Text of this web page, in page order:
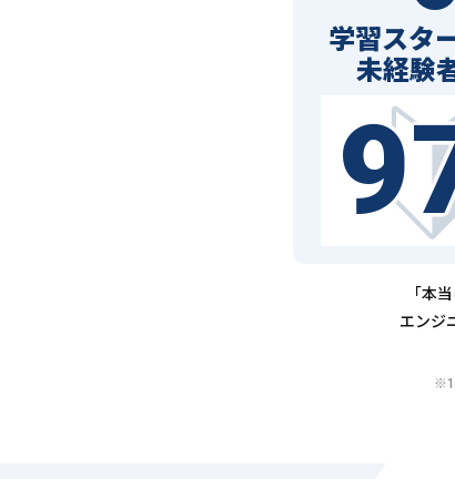
学習スタ
未経験
「本
エンジ
※1